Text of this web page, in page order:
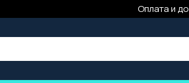
Оплата и